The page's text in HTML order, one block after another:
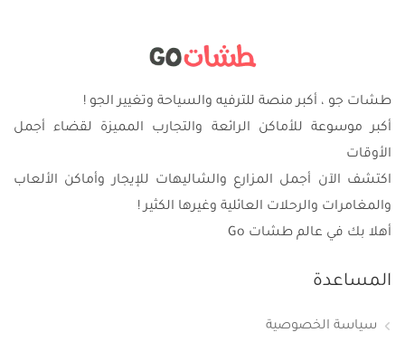
طشات جو ، أكبر منصة للترفيه والسياحة وتغيير الجو !
أكبر موسوعة للأماكن الرائعة والتجارب المميزة لقضاء أجمل
الأوقات
اكتشف الآن أجمل المزارع والشاليهات للإيجار وأماكن الألعاب
والمغامرات والرحلات العائلية وغيرها الكثير !
أهلا بك في عالم طشات Go
المساعدة
سياسة الخصوصية